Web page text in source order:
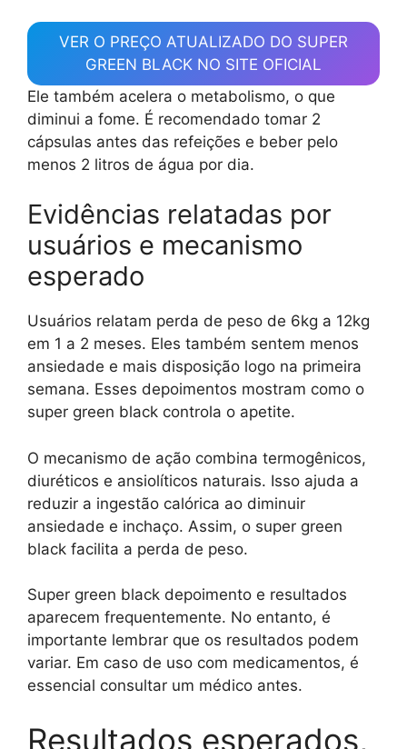
VER O PREÇO ATUALIZADO DO SUPER
GREEN BLACK NO SITE OFICIAL
Ele também acelera o metabolismo, o que
diminui a fome. É recomendado tomar 2
cápsulas antes das refeições e beber pelo
menos 2 litros de água por dia.
Evidências relatadas por
usuários e mecanismo
esperado
Usuários relatam perda de peso de 6kg a 12kg
em 1 a 2 meses. Eles também sentem menos
ansiedade e mais disposição logo na primeira
semana. Esses depoimentos mostram como o
super green black controla o apetite.
O mecanismo de ação combina termogênicos,
diuréticos e ansiolíticos naturais. Isso ajuda a
reduzir a ingestão calórica ao diminuir
ansiedade e inchaço. Assim, o super green
black facilita a perda de peso.
Super green black depoimento e resultados
aparecem frequentemente. No entanto, é
importante lembrar que os resultados podem
variar. Em caso de uso com medicamentos, é
essencial consultar um médico antes.
Resultados esperados,